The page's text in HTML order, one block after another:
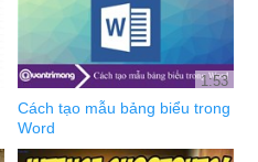
1:53
Cách tạo mẫu bảng biểu trong
Word